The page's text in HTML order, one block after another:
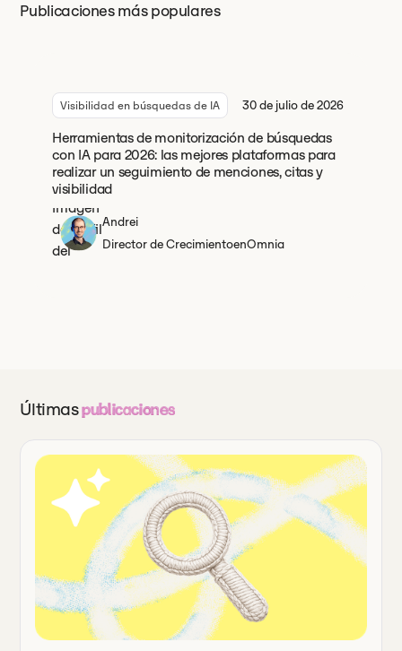
Publicaciones más populares
Visibilidad en búsquedas de IA 30 de julio de 2026
Herramientas de monitorización de búsquedas
con IA para 2026: las mejores plataformas para
realizar un seguimiento de menciones, citas y
visibilidad
Andrei
Director de CrecimientoenOmnia
Últimaspublicaciones